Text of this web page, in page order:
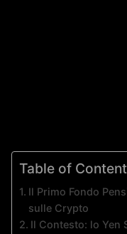
Table of
Il Primo Fondo
sulle Crypto
Il Contesto: lo Yen